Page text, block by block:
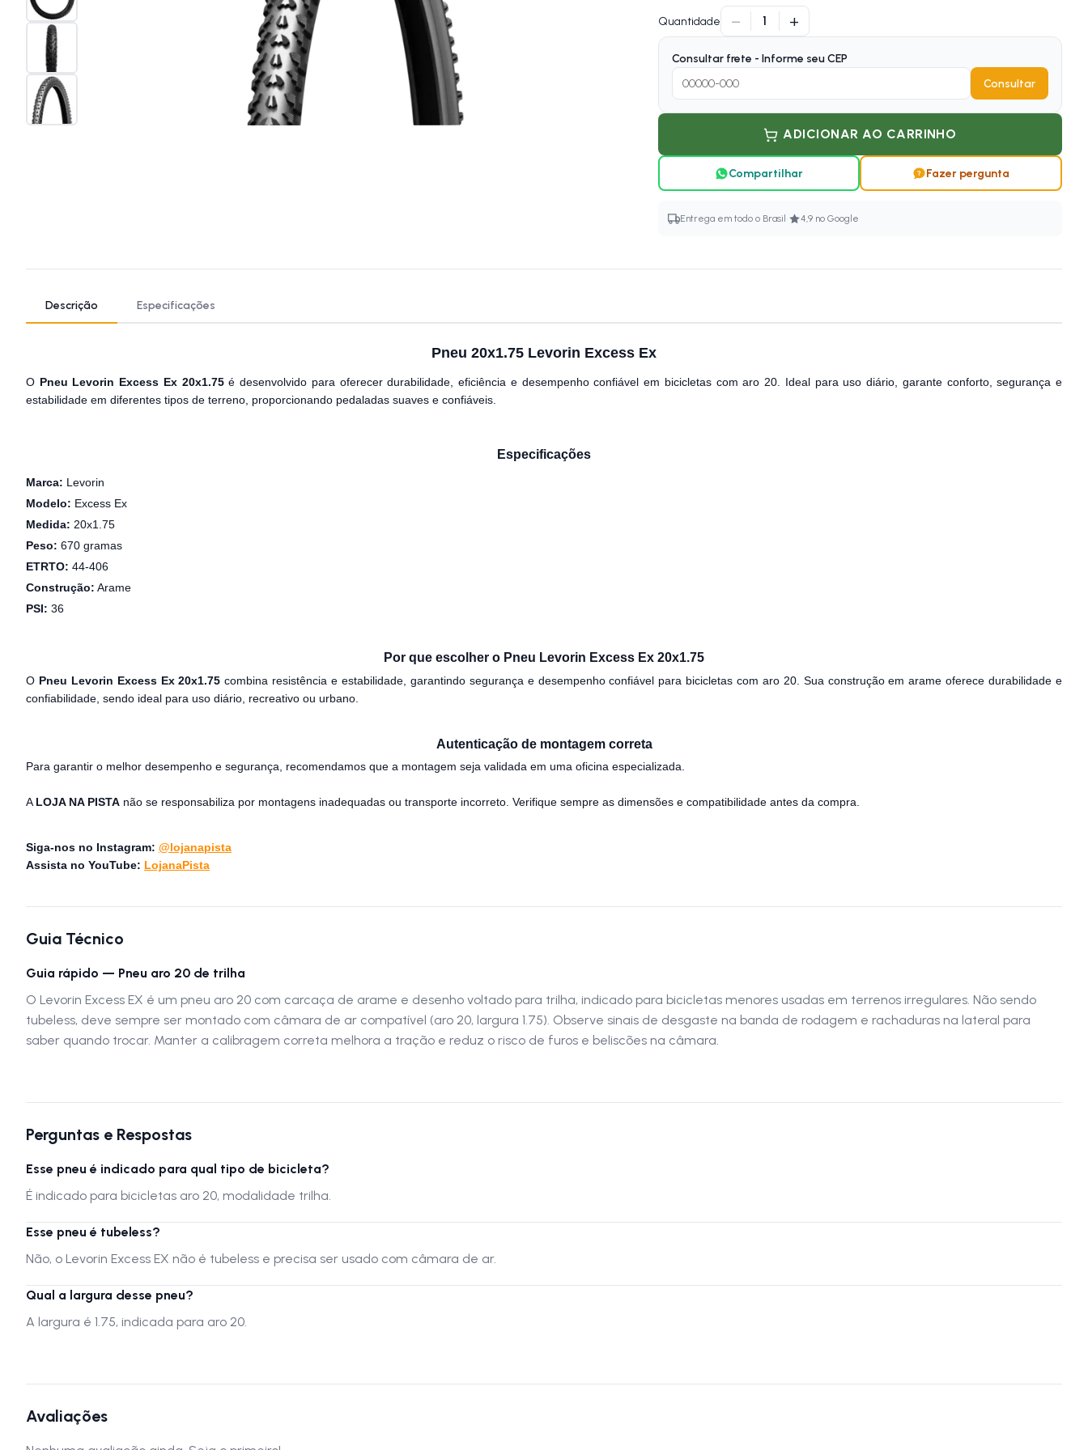
Quantidade − 1 +
Consultar frete - Informe seu CEP
Consultar
ADICIONAR AO CARRINHO
Compartilhar Fazer pergunta
Entrega em todo o Brasil · 4,9 no Google
Descrição Especificações
Pneu 20x1.75 Levorin Excess Ex
O Pneu Levorin Excess Ex 20x1.75é desenvolvido para oferecer durabilidade, eficiência e desempenho confiável em bicicletas com aro 20. Ideal para uso diário, garante conforto, segurança e
estabilidade em diferentes tipos de terreno, proporcionando pedaladas suaves e confiáveis.
Especificações
Marca: Levorin
Modelo: Excess Ex
Medida: 20x1.75
Peso: 670 gramas
ETRTO: 44-406
Construção: Arame
PSI: 36
Por que escolher o Pneu Levorin Excess Ex 20x1.75
O Pneu Levorin Excess Ex 20x1.75 combina resistência e estabilidade, garantindo segurança e desempenho confiável para bicicletas com aro 20. Sua construção em arame oferece durabilidade e
confiabilidade, sendo ideal para uso diário, recreativo ou urbano.
Autenticação de montagem correta
Para garantir o melhor desempenho e segurança, recomendamos que a montagem seja validada em uma oficina especializada.
A LOJA NA PISTA não se responsabiliza por montagens inadequadas ou transporte incorreto. Verifique sempre as dimensões e compatibilidade antes da compra.
Siga-nos no Instagram: @lojanapista
Assista no YouTube: LojanaPista
Guia Técnico
Guia rápido — Pneu aro 20 de trilha
O Levorin Excess EX é um pneu aro 20 com carcaça de arame e desenho voltado para trilha, indicado para bicicletas menores usadas em terrenos irregulares. Não sendo
tubeless, deve sempre ser montado com câmara de ar compatível (aro 20, largura 1.75). Observe sinais de desgaste na banda de rodagem e rachaduras na lateral para
saber quando trocar. Manter a calibragem correta melhora a tração e reduz o risco de furos e beliscões na câmara.
Perguntas e Respostas
Esse pneu é indicado para qual tipo de bicicleta?
É indicado para bicicletas aro 20, modalidade trilha.
Esse pneu é tubeless?
Não, o Levorin Excess EX não é tubeless e precisa ser usado com câmara de ar.
Qual a largura desse pneu?
A largura é 1.75, indicada para aro 20.
Avaliações